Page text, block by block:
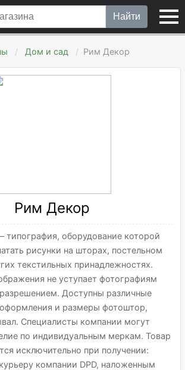
Найти
Дом и сад Рим Декор
Рим Декор
оборудование которой
рисунки на шторах, постельном
текстильных принадлежностях.
не уступает фотографиям
Доступны различные
и размеры фотоштор,
Специалисты компании могут
по индивидуальным меркам. Товар
исключительно при получении:
компании DPD, наложенным